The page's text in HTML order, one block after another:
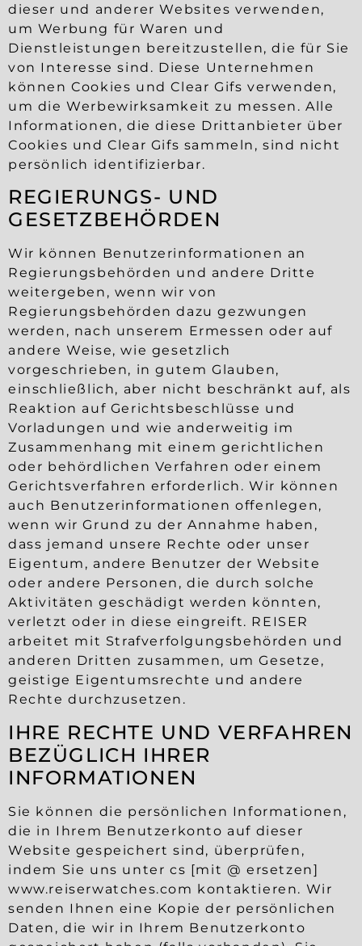
dieser und anderer Websites verwenden,
um Werbung für Waren und
Dienstleistungen bereitzustellen, die für Sie
von Interesse sind. Diese Unternehmen
können Cookies und Clear Gifs verwenden,
um die Werbewirksamkeit zu messen. Alle
Informationen, die diese Drittanbieter über
Cookies und Clear Gifs sammeln, sind nicht
persönlich identifizierbar.
REGIERUNGS- UND
GESETZBEHÖRDEN
Wir können Benutzerinformationen an
Regierungsbehörden und andere Dritte
weitergeben, wenn wir von
Regierungsbehörden dazu gezwungen
werden, nach unserem Ermessen oder auf
andere Weise, wie gesetzlich
vorgeschrieben, in gutem Glauben,
einschließlich, aber nicht beschränkt auf, als
Reaktion auf Gerichtsbeschlüsse und
Vorladungen und wie anderweitig im
Zusammenhang mit einem gerichtlichen
oder behördlichen Verfahren oder einem
Gerichtsverfahren erforderlich. Wir können
auch Benutzerinformationen offenlegen,
wenn wir Grund zu der Annahme haben,
dass jemand unsere Rechte oder unser
Eigentum, andere Benutzer der Website
oder andere Personen, die durch solche
Aktivitäten geschädigt werden könnten,
verletzt oder in diese eingreift. REISER
arbeitet mit Strafverfolgungsbehörden und
anderen Dritten zusammen, um Gesetze,
geistige Eigentumsrechte und andere
Rechte durchzusetzen.
IHRE RECHTE UND VERFAHREN
BEZÜGLICH IHRER
INFORMATIONEN
Sie können die persönlichen Informationen,
die in Ihrem Benutzerkonto auf dieser
Website gespeichert sind, überprüfen,
indem Sie uns unter cs [mit @ ersetzen]
www.reiserwatches.com kontaktieren. Wir
senden Ihnen eine Kopie der persönlichen
Daten, die wir in Ihrem Benutzerkonto